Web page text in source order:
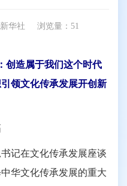
华社 浏览量： 51
创造属于我们这个时代
领文化传承发展开创新
记在文化传承发展座谈
华文化传承发展的重大